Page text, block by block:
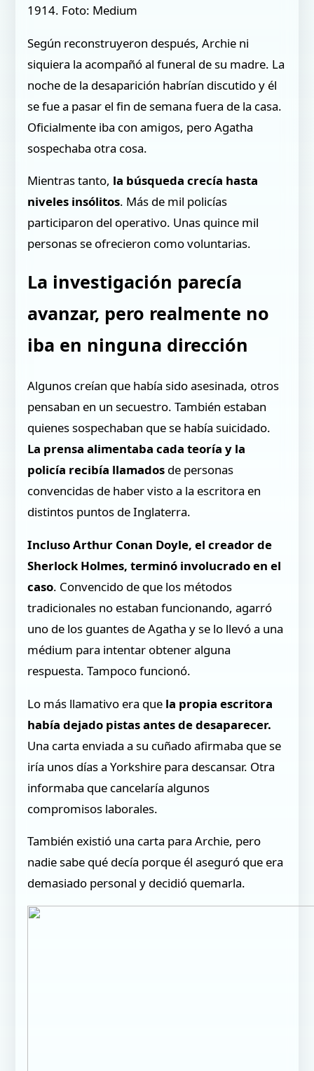
1914. Foto: Medium
Según reconstruyeron después, Archie ni
siquiera la acompañó al funeral de su madre. La
noche de la desaparición habrían discutido y él
se fue a pasar el fin de semana fuera de la casa.
Oficialmente iba con amigos, pero Agatha
sospechaba otra cosa.
Mientras tanto, la búsqueda crecía hasta
niveles insólitos. Más de mil policías
participaron del operativo. Unas quince mil
personas se ofrecieron como voluntarias.
La investigación parecía
avanzar, pero realmente no
iba en ninguna dirección
Algunos creían que había sido asesinada, otros
pensaban en un secuestro. También estaban
quienes sospechaban que se había suicidado.
La prensa alimentaba cada teoría y la
policía recibía llamados de personas
convencidas de haber visto a la escritora en
distintos puntos de Inglaterra.
Incluso Arthur Conan Doyle, el creador de
Sherlock Holmes, terminó involucrado en el
caso. Convencido de que los métodos
tradicionales no estaban funcionando, agarró
uno de los guantes de Agatha y se lo llevó a una
médium para intentar obtener alguna
respuesta. Tampoco funcionó.
Lo más llamativo era que la propia escritora
había dejado pistas antes de desaparecer.
Una carta enviada a su cuñado afirmaba que se
iría unos días a Yorkshire para descansar. Otra
informaba que cancelaría algunos
compromisos laborales.
También existió una carta para Archie, pero
nadie sabe qué decía porque él aseguró que era
demasiado personal y decidió quemarla.